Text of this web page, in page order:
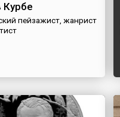
Курбе
пейзажист, жанрист